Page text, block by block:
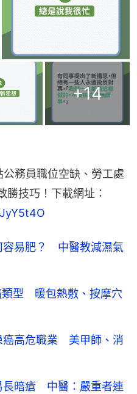
+14
務員職位空缺、勞工處
勝技巧！下載網址：
容易肥？ 中醫教減濕氣
類型 暖包熱敷、按摩穴
癌高危職業 美甲師、消
長暗瘡 中醫：嚴重者連